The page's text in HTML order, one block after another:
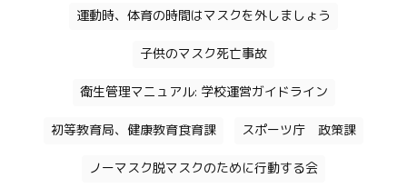
運動時、体育の時間はマスクを外しましょう
子供のマスク死亡事故
衛生管理マニュアル: 学校運営ガイドライン
初等教育局、健康教育食育課 スポーツ庁 政策課
ノーマスク脱マスクのために行動する会